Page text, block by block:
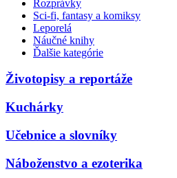
Rozprávky
Sci-fi, fantasy a komiksy
Leporelá
Náučné knihy
Ďalšie kategórie
Životopisy a reportáže
Kuchárky
Učebnice a slovníky
Náboženstvo a ezoterika